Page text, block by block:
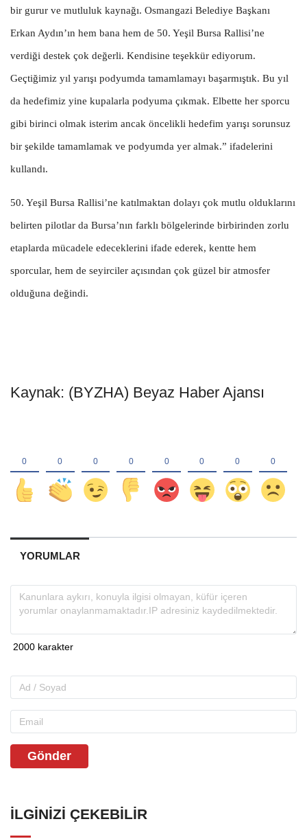
bir gurur ve mutluluk kaynağı. Osmangazi Belediye Başkanı
Erkan Aydın’ın hem bana hem de 50. Yeşil Bursa Rallisi’ne
verdiği destek çok değerli. Kendisine teşekkür ediyorum.
Geçtiğimiz yıl yarışı podyumda tamamlamayı başarmıştık. Bu yıl
da hedefimiz yine kupalarla podyuma çıkmak. Elbette her sporcu
gibi birinci olmak isterim ancak öncelikli hedefim yarışı sorunsuz
bir şekilde tamamlamak ve podyumda yer almak.” ifadelerini
kullandı.
50. Yeşil Bursa Rallisi’ne katılmaktan dolayı çok mutlu olduklarını
belirten pilotlar da Bursa’nın farklı bölgelerinde birbirinden zorlu
etaplarda mücadele edeceklerini ifade ederek, kentte hem
sporcular, hem de seyirciler açısından çok güzel bir atmosfer
olduğuna değindi.
Kaynak: (BYZHA) Beyaz Haber Ajansı
YORUMLAR
Gönder
İLGINIZI ÇEKEBILIR